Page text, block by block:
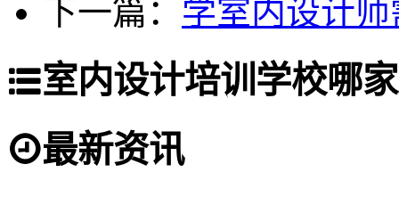
下一篇： 学室内设计
室内设计培训学校哪
最新资讯